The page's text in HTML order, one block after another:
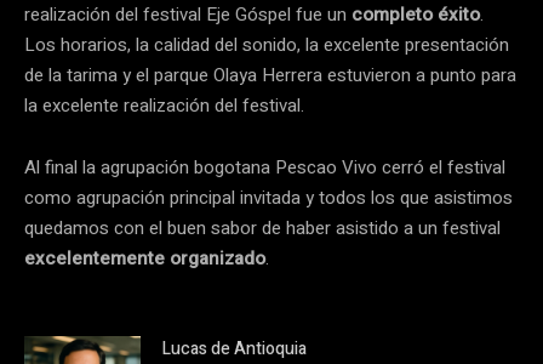
realización del festival Eje Góspel fue un completo éxito.
Los horarios, la calidad del sonido, la excelente presentación
de la tarima y el parque Olaya Herrera estuvieron a punto para
la excelente realización del festival.
Al final la agrupación bogotana Pescao Vivo cerró el festival
como agrupación principal invitada y todos los que asistimos
quedamos con el buen sabor de haber asistido a un festival
excelentemente organizado.
Lucas de Antioquia